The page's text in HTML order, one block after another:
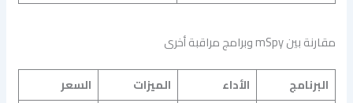
مقارنة بين mSpy وبرامج مراقبة أخرى
البرنامج
الأداء الميزات السعر